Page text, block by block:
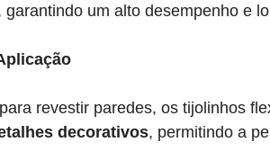
um alto desempenho e
revestir paredes, os tijolinhos
decorativos, permitindo a